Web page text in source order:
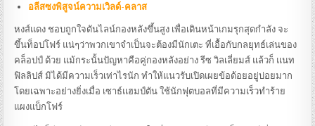
อลีสซงพิสูจน์ความเวิลด์-คลาส
หงส์แดง ชอบถูกใจดันไลน์กองหลังขึ้นสูง เพื่อเดินหน้าเกมรุกสุดกำลัง จะ
ขึ้นท็อปโฟร์ แน่ๆว่าพวกเขาจำเป็นจะต้องมีนักเตะ ที่เอื้อกับกลยุทธ์เล่นของ
คล็อปป์ ด้วย แม้กระนั้นปัญหาคือคู่กองหลังอย่าง รีซ วิลเลี่ยมส์ แล้วก็ แนท
ฟิลลิปส์ มิได้มีความเร็วเท่าไรนัก ทำให้แนวรับเปิดเผยข้อด้อยอยู่บ่อยมาก
โดยเฉพาะอย่างยิ่งเมื่อ เซาธ์แฮมป์ตัน ใช้นักฟุตบอลที่มีความเร็วทำร้าย
แผงแบ็กโฟร์